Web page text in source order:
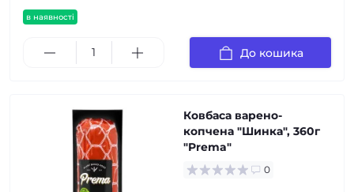
в наявності
До кошика
Ковбаса варено-
копчена "Шинка", 360г
"Prema"
0